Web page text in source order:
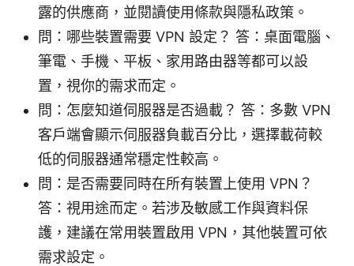
露的供應商，並閱讀使用條款與隱私政策。
問：哪些裝置需要 VPN 設定？ 答：桌面電腦、
筆電、手機、平板、家用路由器等都可以設
置，視你的需求而定。
問：怎麼知道伺服器是否過載？ 答：多數 VPN
客戶端會顯示伺服器負載百分比，選擇載荷較
低的伺服器通常穩定性較高。
問：是否需要同時在所有裝置上使用 VPN？
答：視用途而定。若涉及敏感工作與資料保
護，建議在常用裝置啟用 VPN，其他裝置可依
需求設定。